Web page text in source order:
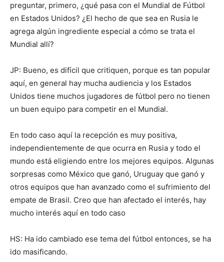
preguntar, primero, ¿qué pasa con el Mundial de Fútbol
en Estados Unidos? ¿El hecho de que sea en Rusia le
agrega algún ingrediente especial a cómo se trata el
Mundial allí?
JP: Bueno, es difícil que critiquen, porque es tan popular
aquí, en general hay mucha audiencia y los Estados
Unidos tiene muchos jugadores de fútbol pero no tienen
un buen equipo para competir en el Mundial.
En todo caso aquí la recepción es muy positiva,
independientemente de que ocurra en Rusia y todo el
mundo está eligiendo entre los mejores equipos. Algunas
sorpresas como México que ganó, Uruguay que ganó y
otros equipos que han avanzado como el sufrimiento del
empate de Brasil. Creo que han afectado el interés, hay
mucho interés aquí en todo caso
HS: Ha ido cambiado ese tema del fútbol entonces, se ha
ido masificando.